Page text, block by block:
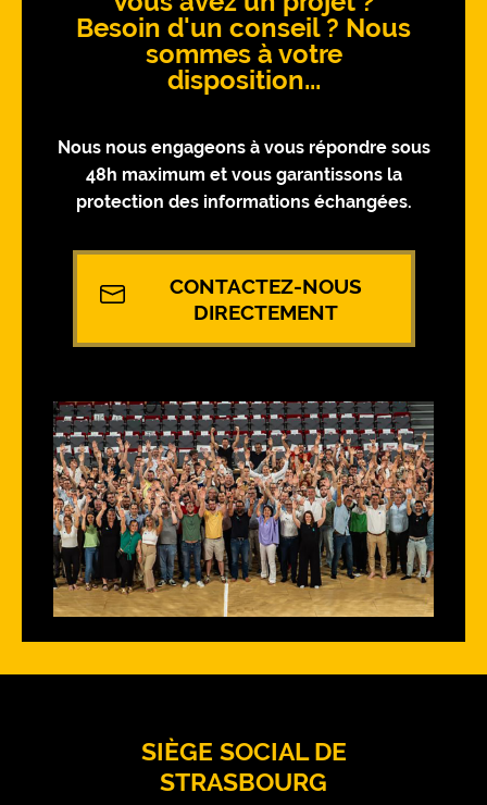
Besoin d'un conseil ? Nous
sommes à votre
disposition...
Nous nous engageons à vous répondre sous
48h maximum et vous garantissons la
protection des informations échangées.
CONTACTEZ-NOUS
DIRECTEMENT
SIÈGE SOCIAL DE
STRASBOURG